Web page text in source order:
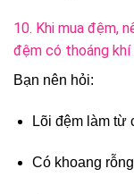
10. Khi mua đệm,
đệm có thoáng
Bạn nên hỏi:
Lõi đệm làm từ
Có khoang